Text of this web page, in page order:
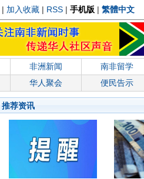
| 加入收藏 | RSS | 手机版 | 繁體中文
非洲新闻 南非留学
华人聚会 便民告示
推荐资讯